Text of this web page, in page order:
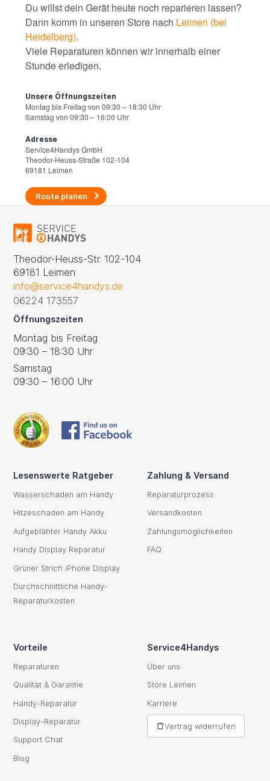
Du willst dein Gerät heute noch reparieren lassen?
Dann komm in unseren Store nach Leimen (bei
Heidelberg).
Viele Reparaturen können wir innerhalb einer
Stunde erledigen.
Unsere Öffnungszeiten
Montag bis Freitag von 09:30 – 18:30 Uhr
Samstag von 09:30 – 16:00 Uhr
Adresse
Service4Handys GmbH
Theodor-Heuss-Straße 102-104
69181 Leimen
Route planen
Theodor-Heuss-Str. 102-104
69181 Leimen
info@service4handys.de
06224 173557
Öffnungszeiten
Montag bis Freitag
09:30 – 18:30 Uhr
Samstag
09:30 – 16:00 Uhr
Lesenswerte Ratgeber
Wasserschaden am Handy
Hitzeschaden am Handy
Aufgeblähter Handy Akku
Handy Display Reparatur
Grüner Strich iPhone Display
Durchschnittliche Handy-
Reparaturkosten
Zahlung & Versand
Reparaturprozess
Versandkosten
Zahlungsmöglichkeiten
FAQ
Vorteile
Reparaturen
Qualität & Garantie
Handy-Reparatur
Display-Reparatur
Support Chat
Blog
Service4Handys
Über uns
Store Leimen
Karriere
Vertrag widerrufen